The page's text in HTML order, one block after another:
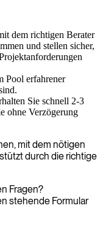
dem richtigen Berater
und stellen sicher,
Pool erfahrener
Sie schnell 2-3
ohne Verzögerung
mit dem nötigen
durch die richtige
Fragen?
stehende Formular